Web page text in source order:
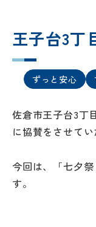
王子台3丁
ずっと安心
佐倉市王子台3丁
に協賛をさせてい
今回は、「七夕
す。